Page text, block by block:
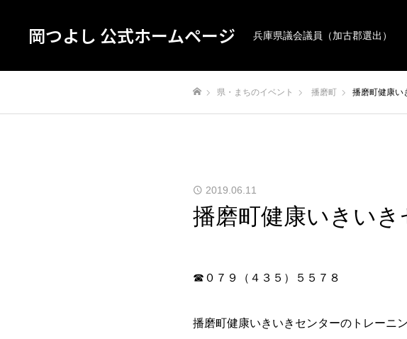
岡つよし 公式ホームページ 兵庫県議会議員（加古郡選出）
県・まちのイベント 播磨町 播磨町健康い
2019.06.11
播磨町健康いきいき
☎０７９（４３５）５５７８
播磨町健康いきいきセンターのトレーニ